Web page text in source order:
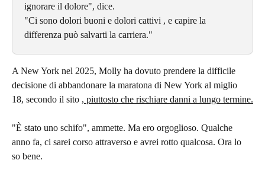
ignorare il dolore", dice.
"Ci sono dolori buoni e dolori cattivi , e capire la
differenza può salvarti la carriera."
A New York nel 2025, Molly ha dovuto prendere la difficile
decisione di abbandonare la maratona di New York al miglio
18, secondo il sito , piuttosto che rischiare danni a lungo termine.
"È stato uno schifo", ammette. Ma ero orgoglioso. Qualche
anno fa, ci sarei corso attraverso e avrei rotto qualcosa. Ora lo
so bene.